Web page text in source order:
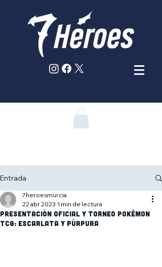
Entrada
PRESENTACIÓN OFICIAL Y TORNEO POKÉMON
TCG: Escarlata y Púrpura
7heroesmurcia
22 abr 2023 1 min de lectura